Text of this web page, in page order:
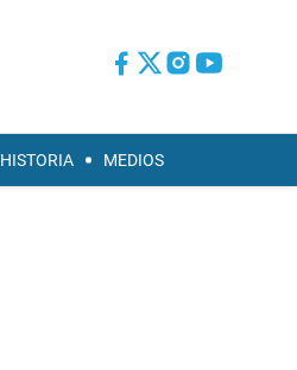
HISTORIA MEDIOS